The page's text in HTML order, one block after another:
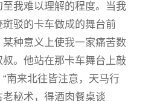
我难以理解的程度。当我
驳的卡车做成的舞台前
种意义上使我一家痛苦数
。他站在那卡车舞台上敲
南来北往皆注意，天马行
秘术，得酒肉餐桌谈